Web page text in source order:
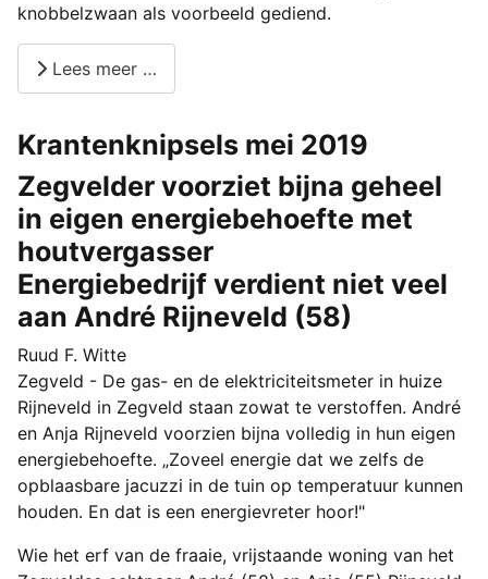
knobbelzwaan als voorbeeld gediend.
Lees meer …
Krantenknipsels mei 2019
Zegvelder voorziet bijna geheel
in eigen energiebehoefte met
houtvergasser
Energiebedrijf verdient niet veel
aan André Rijneveld (58)
Ruud F. Witte
Zegveld - De gas- en de elektriciteitsmeter in huize
Rijneveld in Zegveld staan zowat te verstoffen. André
en Anja Rijneveld voorzien bijna volledig in hun eigen
energiebehoefte. „Zoveel energie dat we zelfs de
opblaasbare jacuzzi in de tuin op temperatuur kunnen
houden. En dat is een energievreter hoor!"
Wie het erf van de fraaie, vrijstaande woning van het